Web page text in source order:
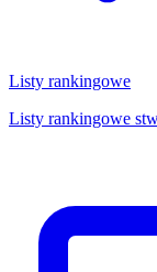
Listy rankingowe
Listy rankingowe